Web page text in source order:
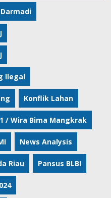
Ilegal
Konflik Lahan
/ Wira Bima Mangkrak
News Analysis
Riau Pansus BLBI